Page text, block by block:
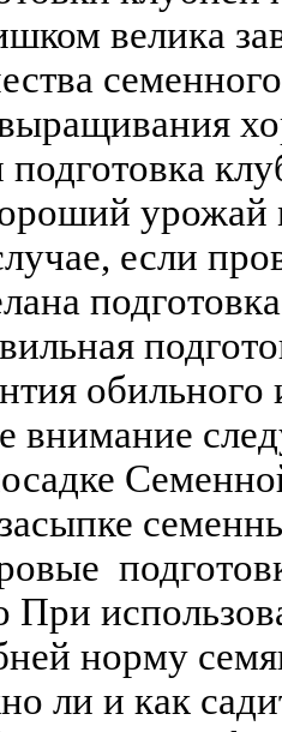
велика
подготовка
урожай
если
внимание
При
норму
ли и как